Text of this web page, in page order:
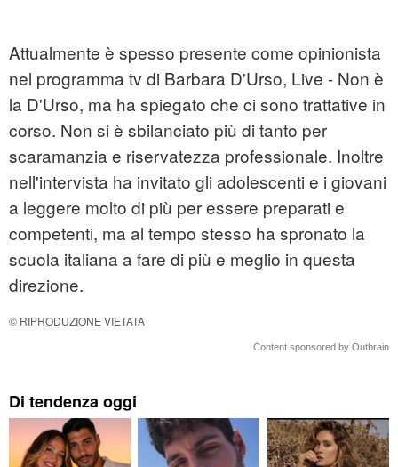
Attualmente è spesso presente come opinionista
nel programma tv di Barbara D'Urso, Live - Non è
la D'Urso, ma ha spiegato che ci sono trattative in
corso. Non si è sbilanciato più di tanto per
scaramanzia e riservatezza professionale. Inoltre
nell'intervista ha invitato gli adolescenti e i giovani
a leggere molto di più per essere preparati e
competenti, ma al tempo stesso ha spronato la
scuola italiana a fare di più e meglio in questa
direzione.
© RIPRODUZIONE VIETATA
Content sponsored by Outbrain
Di tendenza oggi